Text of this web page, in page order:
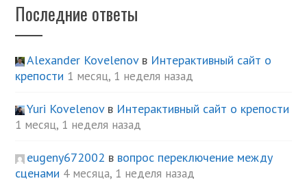
Последние ответы
Alexander Kovelenovв Интерактивный сайт о
крепости 1 месяц, 1 неделя назад
Yuri Kovelenovв Интерактивный сайт о крепости
1 месяц, 1 неделя назад
eugeny672002 в вопрос переключение между
сценами 4 месяца, 1 неделя назад